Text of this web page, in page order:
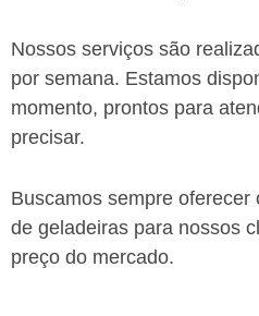
Nossos serviços são
por semana. Estamos
momento, prontos para
precisar.
Buscamos sempre
de geladeiras para nossos
preço do mercado.